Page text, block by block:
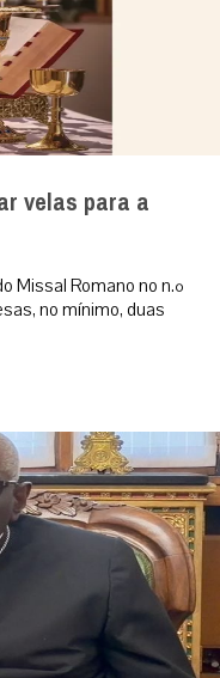
velas para a
Missal Romano no n.º
no mínimo, duas